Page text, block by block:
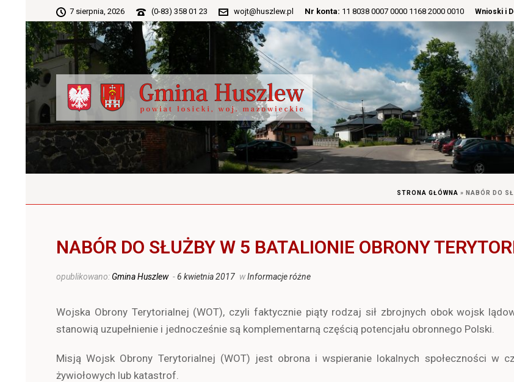
7 sierpnia, 2026 (0-83) 358 01 23 wojt@huszlew.pl Nr konta: 11 8038 0007 0000 1168 2000 0010 Wnioski i
STRONA GŁÓWNA » NABÓR DO
NABÓR DO SŁUŻBY W 5 BATALIONIE OBRONY
opublikowano: Gmina Huszlew -6 kwietnia 2017 wInformacje różne
Wojska Obrony Terytorialnej (WOT), czyli faktycznie piąty rodzaj sił zbrojnych obok wojsk
stanowią uzupełnienie i jednocześnie są komplementarną częścią potencjału obronnego Polski.
Misją Wojsk Obrony Terytorialnej (WOT) jest obrona i wspieranie lokalnych społeczności w
żywiołowych lub katastrof.